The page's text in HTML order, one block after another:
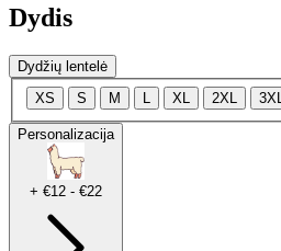
Dydis
Dydžių lentelė
XS
S M L XL 2XL 3XL
Personalizacija
+ €12 - €22